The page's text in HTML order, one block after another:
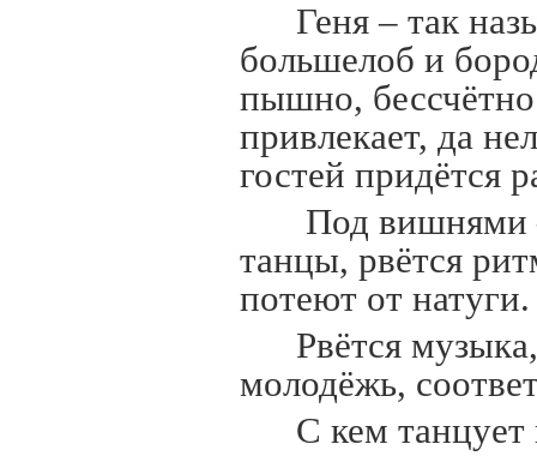
Геня – так
большелоб и
пышно,
привлекает, да
гостей придётся
Под вишнями
танцы, рвётся
потеют от натуги.
Рвётся
молодёжь,
С кем